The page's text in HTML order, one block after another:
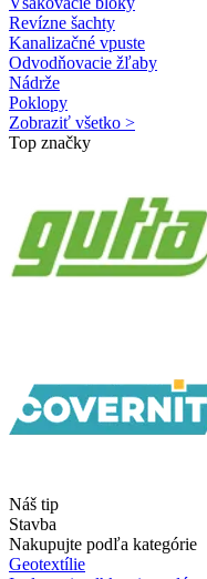
Revízne šachty
Kanalizačné vpuste
Odvodňovacie žľaby
Nádrže
Poklopy
Zobraziť všetko >
Top značky
Náš tip
Stavba
Nakupujte podľa kategórie
Geotextílie